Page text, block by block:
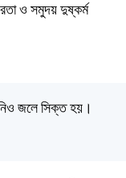
ও সমুদয় দুষ্কর্ম
জলে সিক্ত হয়।